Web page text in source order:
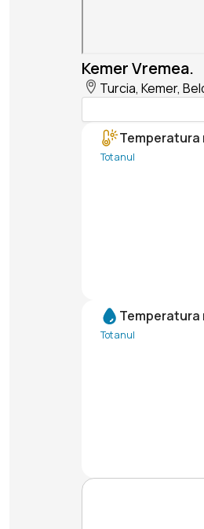
Kemer Vremea.
Turcia, Kemer,
Temperatura
Tot anul
Temperatura
Tot anul